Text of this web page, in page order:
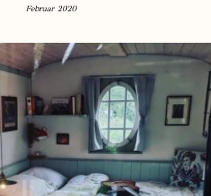
Februar 2020